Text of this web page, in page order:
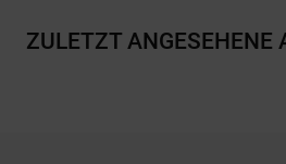
ZULETZT ANGESEHENE